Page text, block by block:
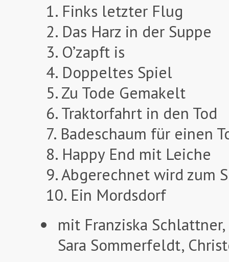
1. Finks letzter Flug
2. Das Harz in der Suppe
3. O’zapft is
4. Doppeltes Spiel
5. Zu Tode Gemakelt
6. Traktorfahrt in den Tod
7. Badeschaum für einen
8. Happy End mit Leiche
9. Abgerechnet wird zum
10. Ein Mordsdorf
mit Franziska
Sara Sommerfeldt,